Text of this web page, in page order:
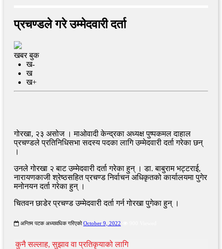
प्रचण्डले गरे उम्मेदवारी दर्ता
खबर बुक
ख-
ख
ख+
गोरखा, २३ असोज । माओवादी केन्द्रका अध्यक्ष पुष्पकमल दाहाल
प्रचण्डले प्रतिनिधिसभा सदस्य पदका लागि उम्मेदवारी दर्ता गरेका छन्
।
उनले गोरखा २ बाट उम्मेदवारी दर्ता गरेका हुन् । डा. बाबुराम भट्टराई,
नारायणकाजी श्रेष्ठसहित प्रचण्ड निर्वाचन अधिकृतको कार्यालयमा पुगेर
मनोनयन दर्ता गरेका हुन् ।
चितवन छाडेर प्रचण्ड उम्मेदवारी दर्ता गर्न गोरखा पुगेका हुन् ।
अन्तिम पटक अध्यावधिक गरिएको October 9, 2022
कुनै सल्लाह, सुझाव वा प्रतिकृयाको लागि